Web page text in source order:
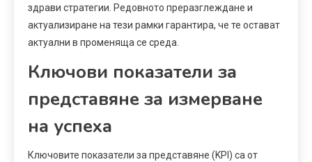
здрави стратегии. Редовното преразглеждане и
актуализиране на тези рамки гарантира, че те остават
актуални в променяща се среда.
Ключови показатели за
представяне за измерване
на успеха
Ключовите показатели за представяне (KPI) са от